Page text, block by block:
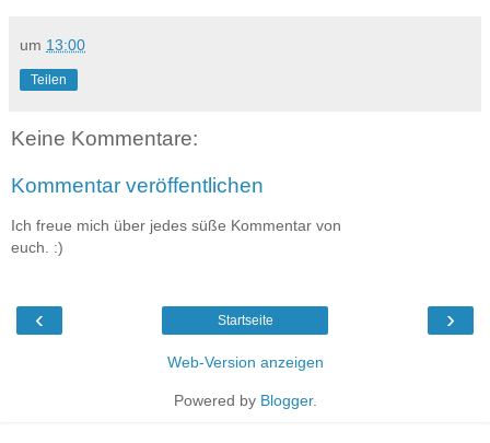
um 13:00
Teilen
Keine Kommentare:
Kommentar veröffentlichen
Ich freue mich über jedes süße Kommentar von
euch. :)
‹ ›
Startseite
Web-Version anzeigen
Powered by Blogger.